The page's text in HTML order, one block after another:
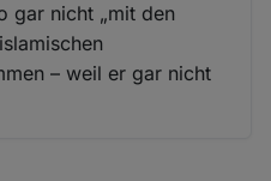
gar nicht „mit den
– weil er gar nicht